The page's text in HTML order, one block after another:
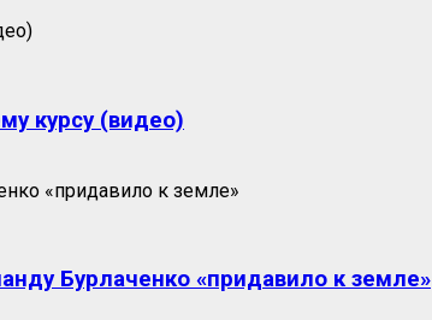
курсу (видео)
Бурлаченко «придавило к земле»